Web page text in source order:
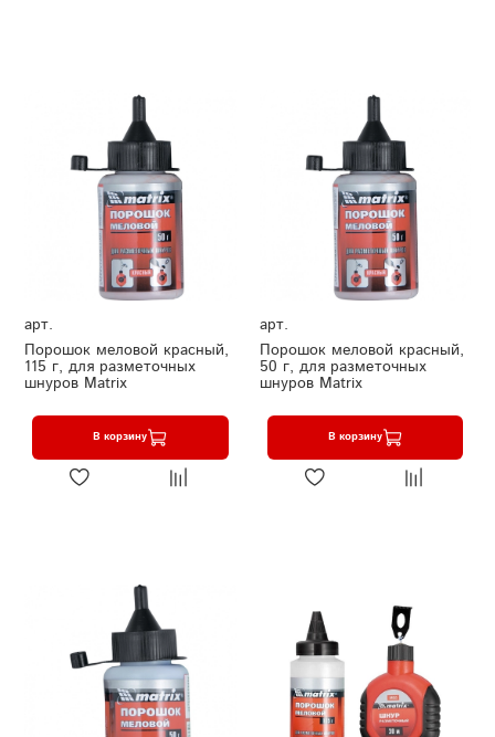
арт.
Порошок меловой красный,
115 г, для разметочных
шнуров Matrix
В корзину
арт.
Порошок меловой красный,
50 г, для разметочных
шнуров Matrix
В корзину